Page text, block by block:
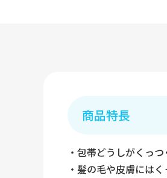
商品特長
・包帯どうしがくっ
・髪の毛や皮膚には